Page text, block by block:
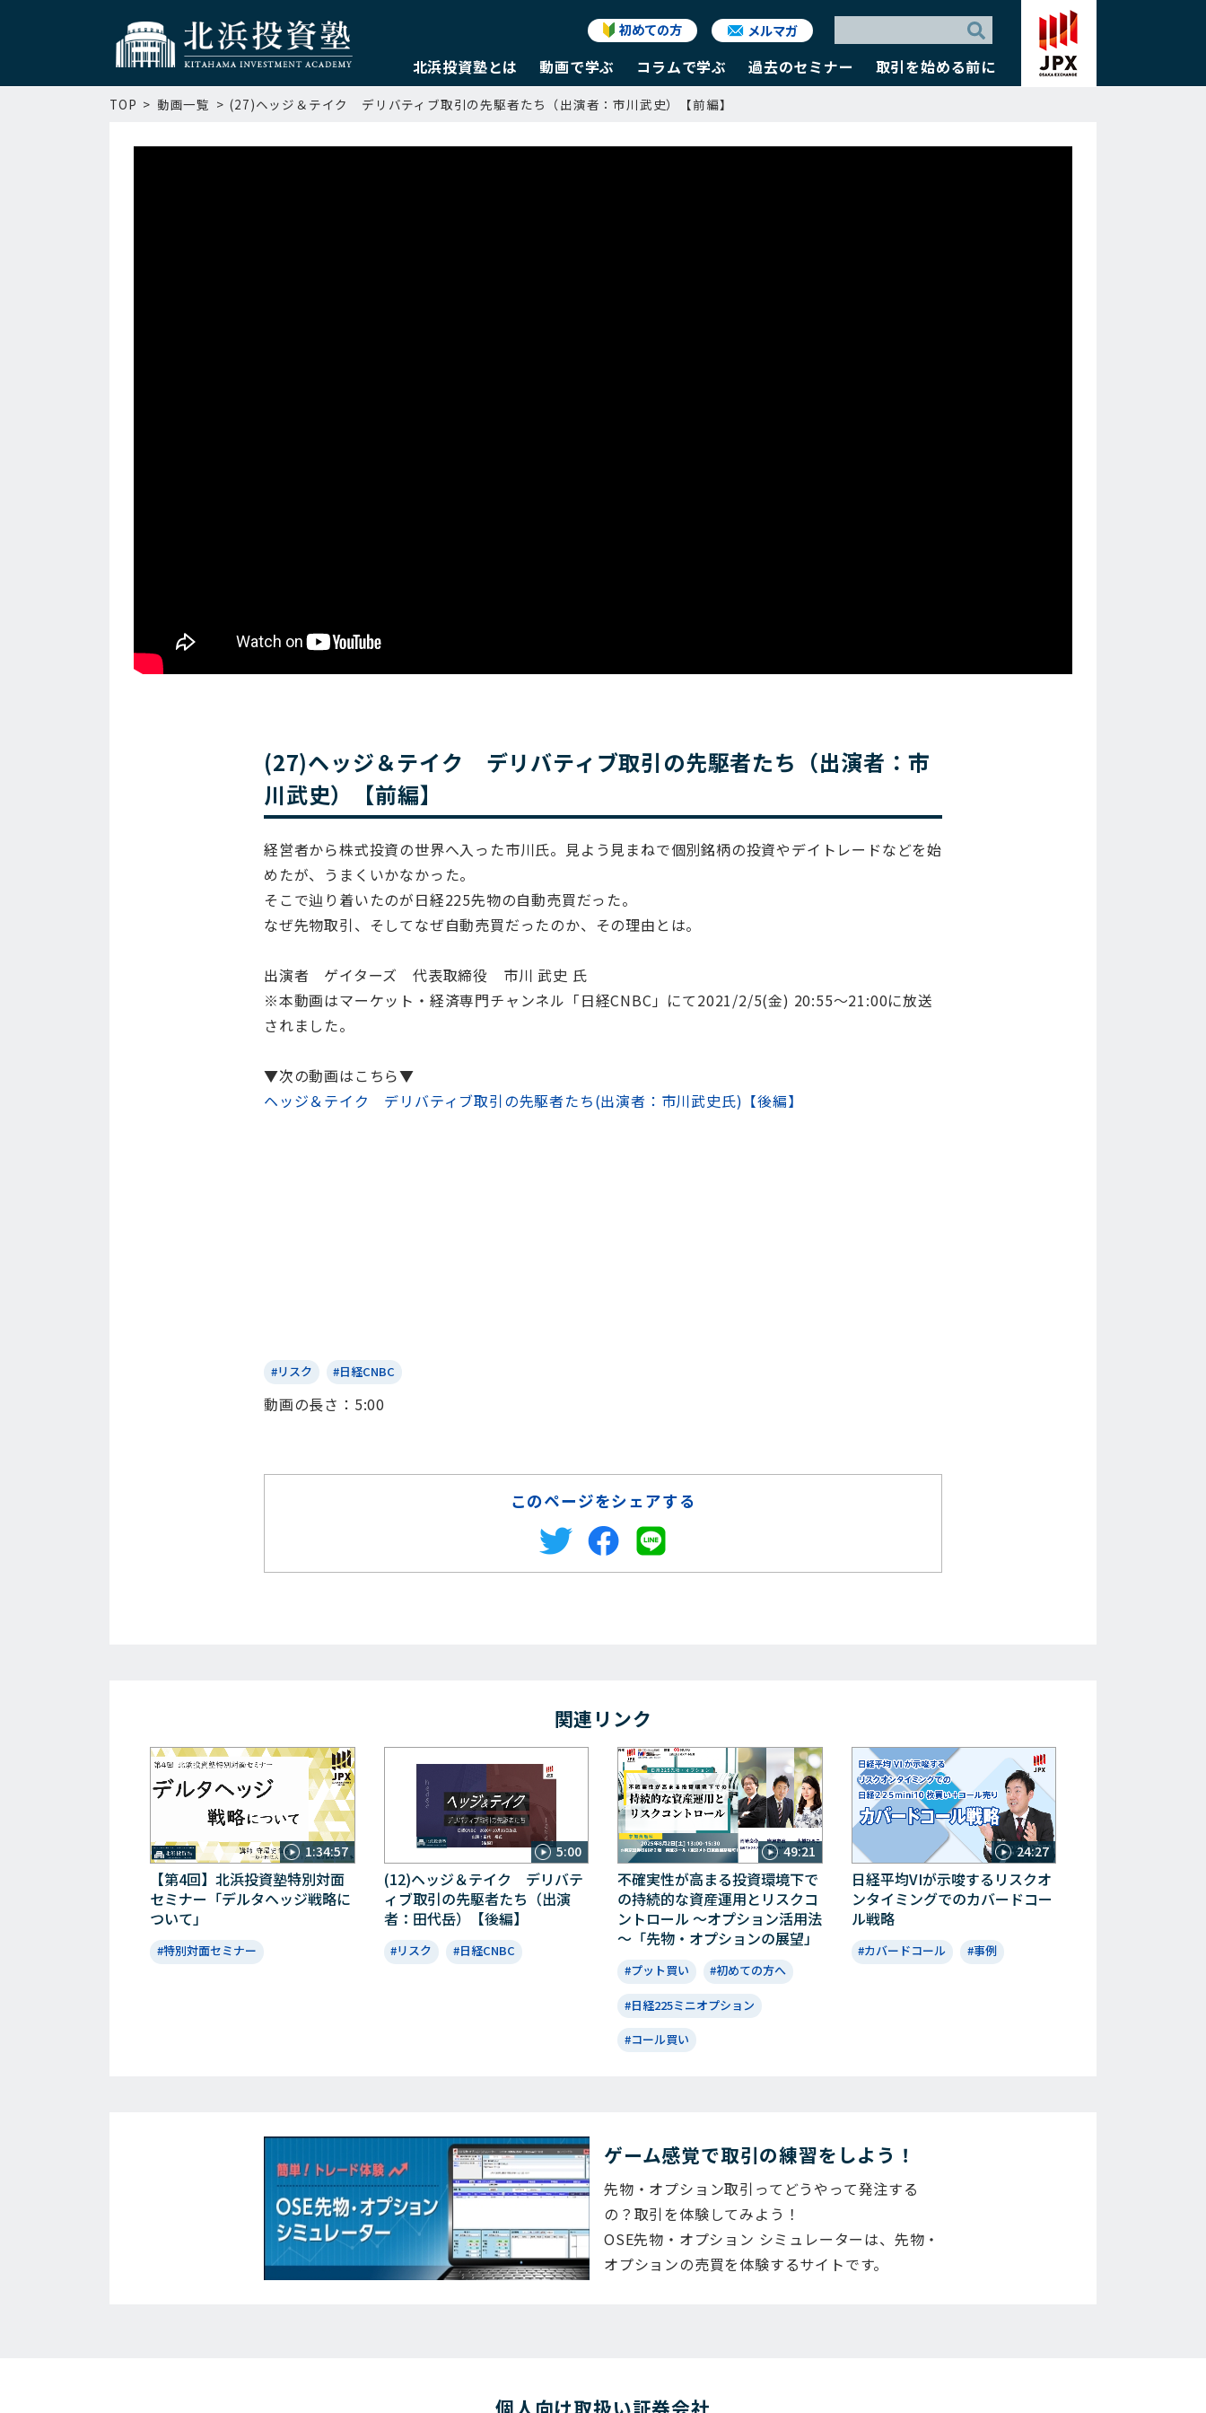
初めての方 メルマガ
北浜投資塾とは 動画で学ぶ コラムで学ぶ 過去のセミナー 取引を始める前に
TOP 動画一覧 (27)ヘッジ＆テイク デリバティブ取引の先駆者たち（出演者：市川武史）【前編】
(27)ヘッジ＆テイク デリバティブ取引の先駆者たち（出演者：市
川武史）【前編】
経営者から株式投資の世界へ入った市川氏。見よう見まねで個別銘柄の投資やデイトレードなどを始
めたが、うまくいかなかった。
そこで辿り着いたのが日経225先物の自動売買だった。
なぜ先物取引、そしてなぜ自動売買だったのか、その理由とは。
出演者 ゲイターズ 代表取締役 市川 武史 氏
※本動画はマーケット・経済専門チャンネル「日経CNBC」にて2021/2/5(金) 20:55～21:00に放送
されました。
▼次の動画はこちら▼
ヘッジ＆テイク デリバティブ取引の先駆者たち(出演者：市川武史氏)【後編】
#リスク #日経CNBC
動画の⻑さ：5:00
このページをシェアする
関連リンク
1:34:57
【第4回】北浜投資塾特別対面
セミナー「デルタヘッジ戦略に
ついて」
#特別対面セミナー
5:00
(12)ヘッジ＆テイク デリバテ
ィブ取引の先駆者たち（出演
者：田代岳）【後編】
#リスク #日経CNBC
49:21
不確実性が高まる投資環境下で
の持続的な資産運用とリスクコ
ントロール ～オプション活用法
～「先物・オプションの展望」
#プット買い #初めての方へ
#日経225ミニオプション
#コール買い
24:27
日経平均VIが示唆するリスクオ
ンタイミングでのカバードコー
ル戦略
#カバードコール #事例
ゲーム感覚で取引の練習をしよう！
先物・オプション取引ってどうやって発注する
の？取引を体験してみよう！
OSE先物・オプション シミュレーターは、先物・
オプションの売買を体験するサイトです。